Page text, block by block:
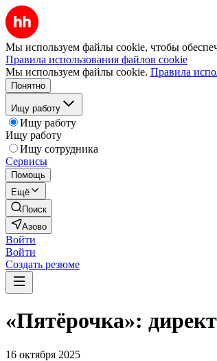
Мы используем файлы cookie, чтобы
Правила использования файлов cookie
Мы используем файлы cookie. Правила
Понятно
Ищу работу
Ищу работу
Ищу работу
Ищу сотрудника
Сервисы
Помощь
Ещё
Поиск
Азово
Войти
Войти
Создать резюме
«Пятёрочка»:
16 октября 2025